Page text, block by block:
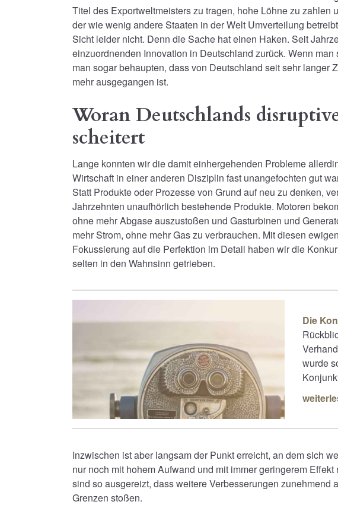
Titel des Exportweltmeisters zu tragen, hohe Löhne zu zahlen
der wie wenig andere Staaten in der Welt Umverteilung
Sicht leider nicht. Denn die Sache hat einen Haken. Seit
einzuordnenden Innovation in Deutschland zurück. Wenn
man sogar behaupten, dass von Deutschland seit sehr langer
mehr ausgegangen ist.
Woran Deutschlands
scheitert
Lange konnten wir die damit einhergehenden Probleme
Wirtschaft in einer anderen Disziplin fast unangefochten gut
Statt Produkte oder Prozesse von Grund auf neu zu denken,
Jahrzehnten unaufhörlich bestehende Produkte. Motoren
ohne mehr Abgase auszustoßen und Gasturbinen und
mehr Strom, ohne mehr Gas zu verbrauchen. Mit diesen
Fokussierung auf die Perfektion im Detail haben wir die
selten in den Wahnsinn getrieben.
Die
wurde
Inzwischen ist aber langsam der Punkt erreicht, an dem sich
nur noch mit hohem Aufwand und mit immer geringerem
sind so ausgereizt, dass weitere Verbesserungen zunehmend
Grenzen stoßen.